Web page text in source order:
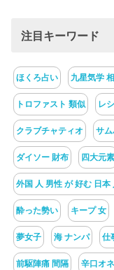
注目キーワード
ほくろ占い 九星気学
トロファスト 類似 レ
クラブチャティオ サ
ダイソー 財布 四大元素
外国 人 男性 が 好む 日本
酔った勢い キープ 女
夢女子 海 ナンパ 仕
前駆陣痛 間隔 辛口オ